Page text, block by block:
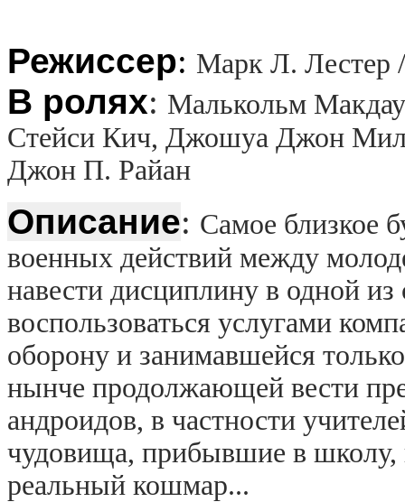
Режиссер: Марк Л. Лестер
В ролях: Малькольм
Стейси Кич, Джошуа Джон
Джон П. Райан
Описание: Самое близкое
военных действий между
навести дисциплину в одной
воспользоваться услугами
оборону и занимавшейся
нынче продолжающей вести
андроидов, в частности
чудовища, прибывшие в
реальный кошмар...